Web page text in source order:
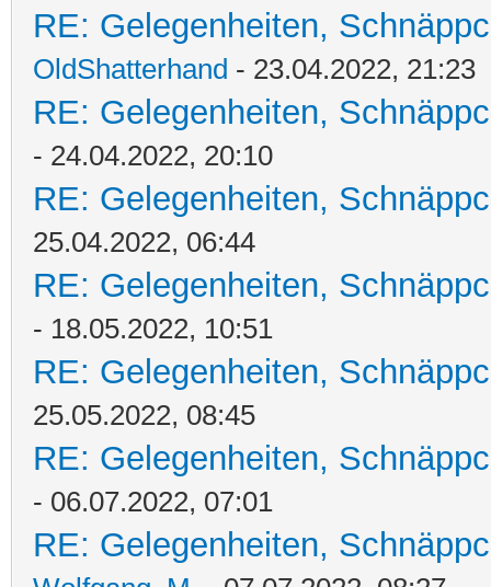
RE: Gelegenheiten,
OldShatterhand - 23.04.2022, 21:23
RE: Gelegenheiten,
- 24.04.2022, 20:10
RE: Gelegenheiten,
25.04.2022, 06:44
RE: Gelegenheiten,
- 18.05.2022, 10:51
RE: Gelegenheiten,
25.05.2022, 08:45
RE: Gelegenheiten,
- 06.07.2022, 07:01
RE: Gelegenheiten,